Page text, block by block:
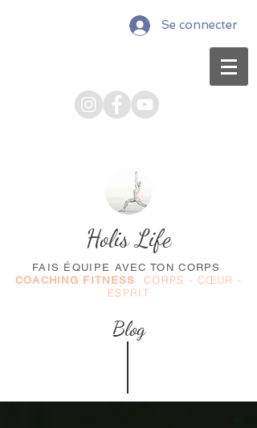
Se connecter
Holis Life
FAIS ÉQUIPE AVEC TON CORPS
COACHING FITNESS
CORPS - CŒUR -
ESPRIT
Blog